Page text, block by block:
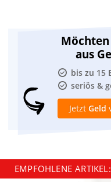
Möchten
aus
bis zu 15
seriös &
Jetzt Geld
EMPFOHLENE ARTIKEL: